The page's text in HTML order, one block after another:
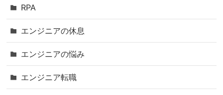
RPA
エンジニアの休息
エンジニアの悩み
エンジニア転職